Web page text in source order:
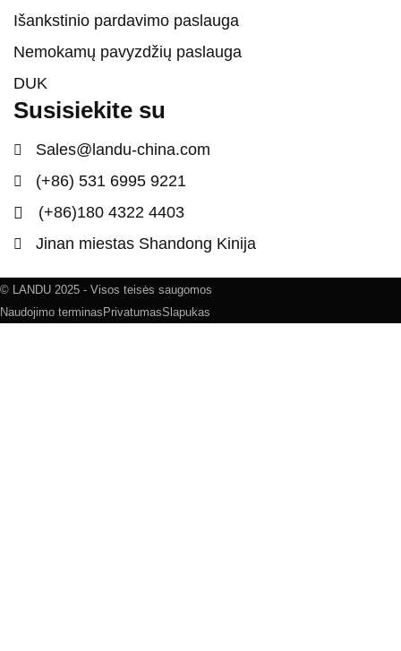
Išankstinio pardavimo paslauga
Nemokamų pavyzdžių paslauga
DUK
Susisiekite su
Sales@landu-china.com
(+86) 531 6995 9221
(+86)180 4322 4403
Jinan miestas Shandong Kinija
© LANDU 2025 - Visos teisės saugomos
Naudojimo terminas PrivatumasSlapukas